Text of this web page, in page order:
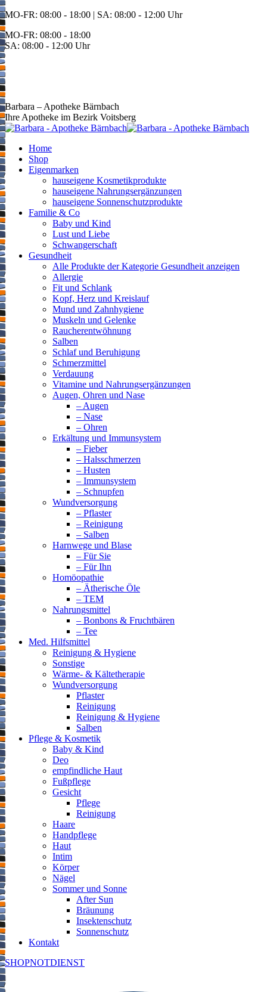
Zum
Inhalt
springen
MO-FR: 08:00 - 18:00 | SA: 08:00 - 12:00 Uhr
MO-FR: 08:00 - 18:00
SA: 08:00 - 12:00 Uhr
BEREITSCHAFT
+43 3142 62553
Barbara – Apotheke Bärnbach
Ihre Apotheke im Bezirk Voitsberg
Home
Shop
Eigenmarken
hauseigene Kosmetikprodukte
hauseigene Nahrungsergänzungen
hauseigene Sonnenschutzprodukte
Familie & Co
Baby und Kind
Lust und Liebe
Schwangerschaft
Gesundheit
Alle Produkte der Kategorie Gesundheit anzeigen
Allergie
Fit und Schlank
Kopf, Herz und Kreislauf
Mund und Zahnhygiene
Muskeln und Gelenke
Raucherentwöhnung
Salben
Schlaf und Beruhigung
Schmerzmittel
Verdauung
Vitamine und Nahrungsergänzungen
Augen, Ohren und Nase
– Augen
– Nase
– Ohren
Erkältung und Immunsystem
– Fieber
– Halsschmerzen
– Husten
– Immunsystem
– Schnupfen
Wundversorgung
– Pflaster
– Reinigung
– Salben
Harnwege und Blase
– Für Sie
– Für Ihn
Homöopathie
– Ätherische Öle
– TEM
Nahrungsmittel
– Bonbons & Fruchtbären
– Tee
Med. Hilfsmittel
Reinigung & Hygiene
Sonstige
Wärme- & Kältetherapie
Wundversorgung
Pflaster
Reinigung
Reinigung & Hygiene
Salben
Pflege & Kosmetik
Baby & Kind
Deo
empfindliche Haut
Fußpflege
Gesicht
Pflege
Reinigung
Haare
Handpflege
Haut
Intim
Körper
Nägel
Sommer und Sonne
After Sun
Bräunung
Insektenschutz
Sonnenschutz
Kontakt
SHOPNOTDIENST